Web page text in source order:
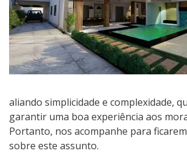
aliando simplicidade e complexidade,
garantir uma boa experiência aos
Portanto, nos acompanhe para
sobre este assunto.